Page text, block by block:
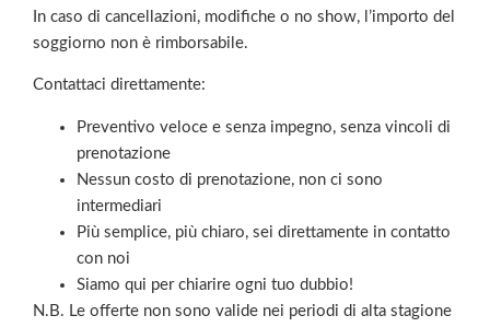
In caso di cancellazioni, modifiche o no show, l’importo del
soggiorno non è rimborsabile.
Contattaci direttamente:
Preventivo veloce e senza impegno, senza vincoli di
prenotazione
Nessun costo di prenotazione, non ci sono
intermediari
Più semplice, più chiaro, sei direttamente in contatto
con noi
Siamo qui per chiarire ogni tuo dubbio!
N.B. Le offerte non sono valide nei periodi di alta stagione